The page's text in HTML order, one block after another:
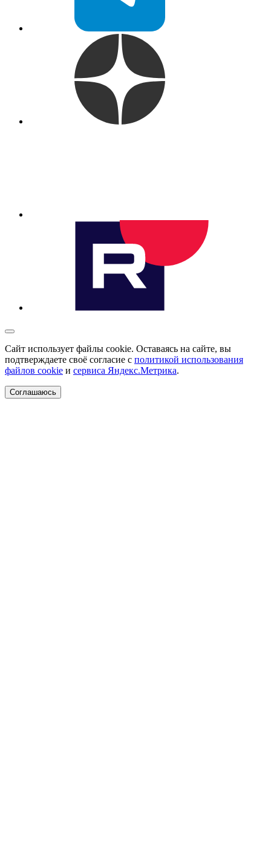
Сайт использует файлы cookie. Оставаясь на сайте, вы
подтверждаете своё согласие с политикой использования
файлов cookie и сервиса Яндекс.Метрика.
Соглашаюсь